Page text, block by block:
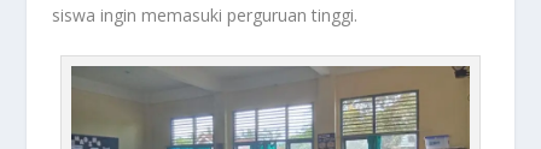
siswa ingin memasuki perguruan tinggi.